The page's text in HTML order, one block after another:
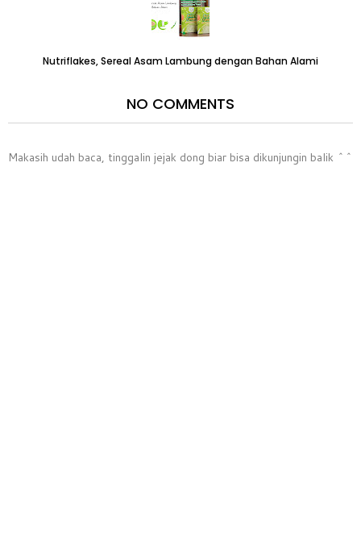
Nutriflakes, Sereal Asam Lambung dengan Bahan Alami
NO COMMENTS
Makasih udah baca, tinggalin jejak dong biar bisa dikunjungin balik ^^